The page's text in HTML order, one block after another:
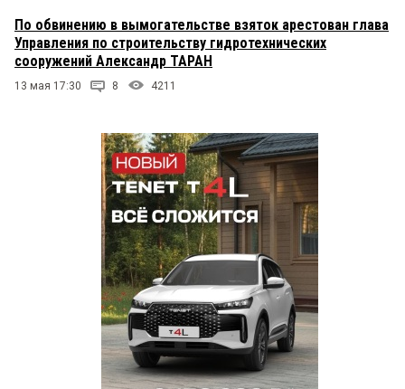
По обвинению в вымогательстве взяток арестован глава
Управления по строительству гидротехнических
сооружений Александр ТАРАН
13 мая 17:30 8 4211